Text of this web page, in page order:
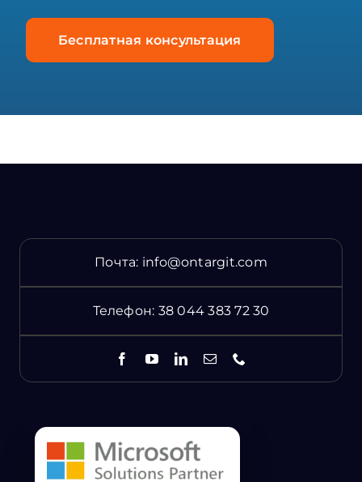
Бесплатная консультация
Почта: info@ontargit.com
Телефон: 38 044 383 72 30